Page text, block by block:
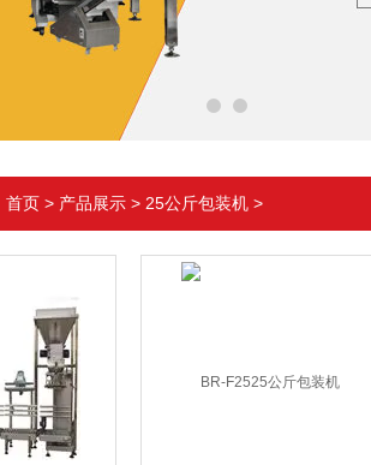
首页 > 产品展示 > 25公斤包装机 >